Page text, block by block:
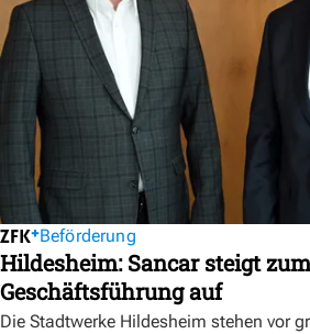
Beförderung
Hildesheim: Sancar steigt
Geschäftsführung auf
Die Stadtwerke Hildesheim stehen vor